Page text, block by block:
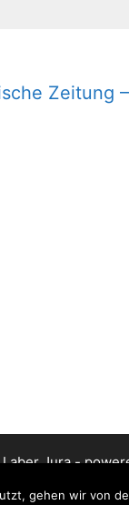
Zeitung
Jura -
gehen wir von